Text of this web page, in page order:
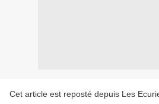
Cet article est reposté depuis Les